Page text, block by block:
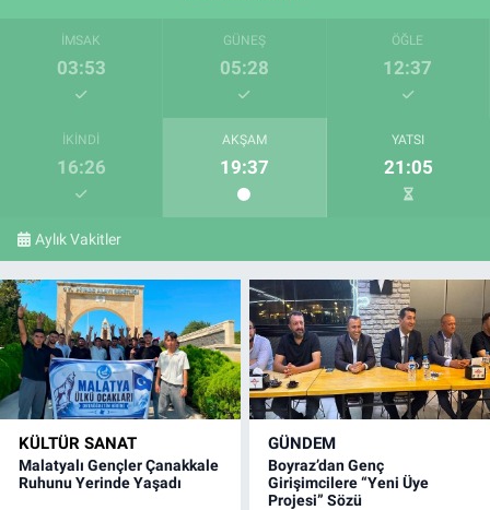
İMSAK
03:53
GÜNEŞ
05:28
ÖĞLE
12:37
İKINDI
16:26
AKŞAM
19:37
YATSI
21:05
Aylık Vakitler
KÜLTÜR SANAT
Malatyalı Gençler Çanakkale
Ruhunu Yerinde Yaşadı
GÜNDEM
Boyraz’dan Genç
Girişimcilere “Yeni Üye
Projesi” Sözü